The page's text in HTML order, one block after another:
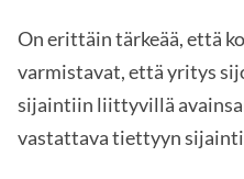
On erittäin tärkeää, että
varmistavat, että yritys
sijaintiin liittyvillä
vastattava tiettyyn